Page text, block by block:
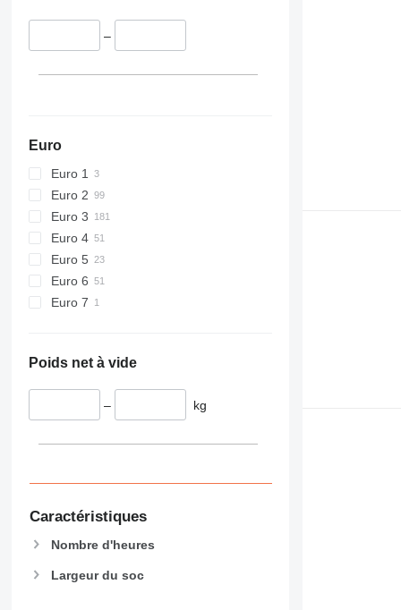
–
Euro
Euro 1
Euro 2
Euro 3
Euro 4
Euro 5
Euro 6
Euro 7
Poids net à vide
– kg
Caractéristiques
Nombre d'heures
Largeur du soc